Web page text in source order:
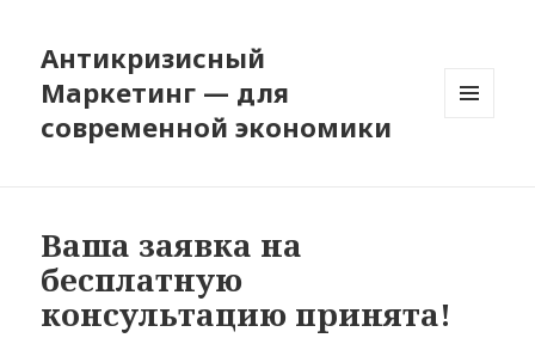
Антикризисный
Маркетинг — для
современной экономики
Ваша заявка на
бесплатную
консультацию принята!